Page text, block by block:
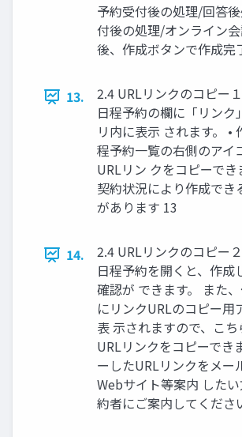
予約受付後の処理/回答
付後の処理/オンライン会
後、作成ボタンで作成完
13.
2.4 URLリンクのコピー１
日程予約の欄に「リンク
リ内に表示 されます。 •
程予約一覧の右側のアイ
URLリン クをコピーで
契約状況により作成でき
があります 13
14.
2.4 URLリンクのコピー
日程予約を開くと、作成
確認が できます。 また
にリンクURLのコピー用
表 示されますので、こち
URLリンクをコピーでき
ーしたURLリンクをメー
Webサイト等案内 した
約者にご案内してくださ